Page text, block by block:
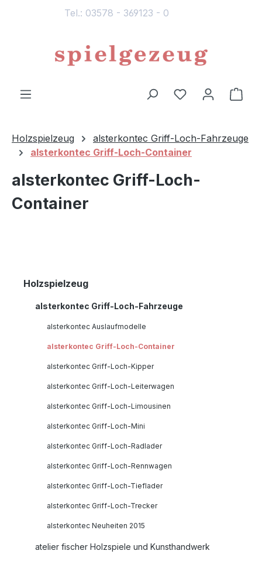
Tel.: 03578 - 369123 - 0
Du hast 0
Holzspielzeug
alsterkontec Griff-Loch-Fahrzeuge
alsterkontec Griff-Loch-Container
alsterkontec Griff-Loch-
Container
Holzspielzeug
alsterkontec Griff-Loch-Fahrzeuge
alsterkontec Auslaufmodelle
alsterkontec Griff-Loch-Container
alsterkontec Griff-Loch-Kipper
alsterkontec Griff-Loch-Leiterwagen
alsterkontec Griff-Loch-Limousinen
alsterkontec Griff-Loch-Mini
alsterkontec Griff-Loch-Radlader
alsterkontec Griff-Loch-Rennwagen
alsterkontec Griff-Loch-Tieflader
alsterkontec Griff-Loch-Trecker
alsterkontec Neuheiten 2015
atelier fischer Holzspiele und Kunsthandwerk